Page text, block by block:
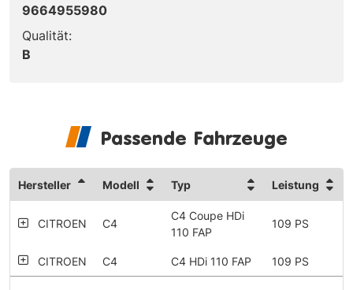
9664955980
Qualität:
B
Passende Fahrzeuge
Hersteller Modell Typ Leistung
CITROEN C4
C4 Coupe HDi
110 FAP
109 PS
CITROEN C4 C4 HDi 110 FAP 109 PS